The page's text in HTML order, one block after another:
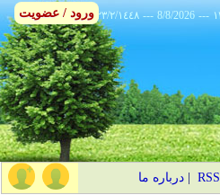
٢٣/٢/١٤٤٨ --- 8/8/2026 ---
RSS
|درباره ما
ورود / عضویت